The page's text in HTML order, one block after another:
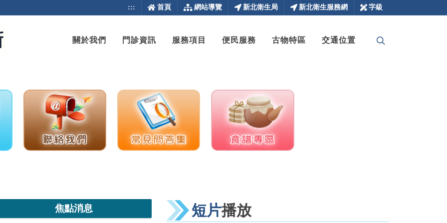
::: 首頁 網站導覽 新北衛生局 新北衛生服務網 字級
關於我們 門診資訊 服務項目 便民服務 古物特區 交通位置
焦點消息 短片播放